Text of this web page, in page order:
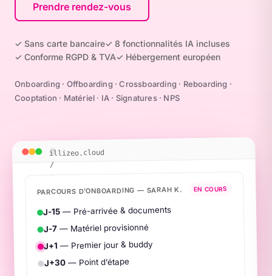
Prendre rendez-vous
✓ Sans carte bancaire✓ 8 fonctionnalités IA incluses
✓ Conforme RGPD & TVA✓ Hébergement européen
Onboarding · Offboarding · Crossboarding · Reboarding ·
Cooptation · Matériel · IA · Signatures · NPS
illizeo.cloud
/
parcours
PARCOURS D’ONBOARDING — SARAH K. EN COURS
J-15— Pré-arrivée & documents
J-7— Matériel provisionné
J+1 — Premier jour & buddy
J+30— Point d’étape